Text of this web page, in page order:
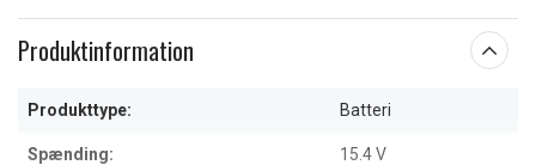
Produktinformation
Produkttype: Batteri
Spænding: 15.4 V